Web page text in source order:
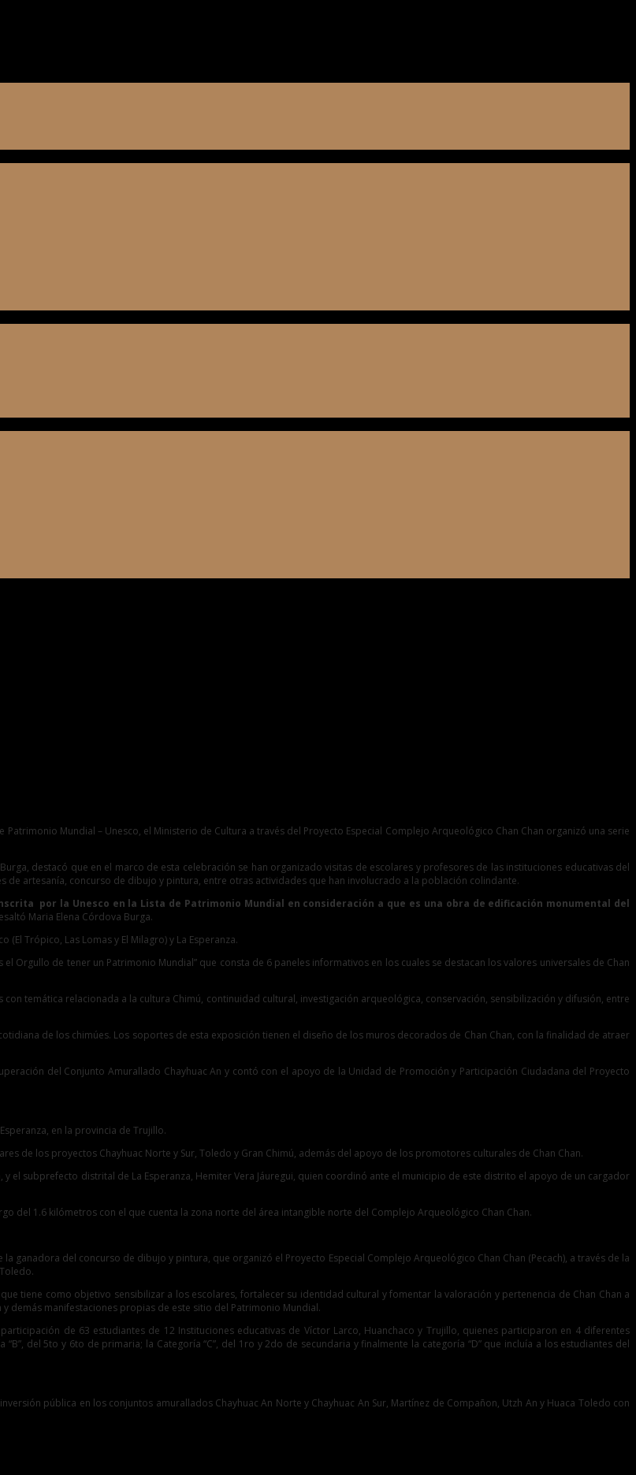
Mundial – Unesco, el Ministerio de Cultura a través del Proyecto Especial Complejo Arqueológico Chan Chan organizó una serie
destacó que en el marco de esta celebración se han organizado visitas de escolares y profesores de las instituciones educativas del
artesanía, concurso de dibujo y pintura, entre otras actividades que han involucrado a la población colindante.
por la Unesco en la Lista de Patrimonio Mundial en consideración a que es una obra de edificación monumental del
Maria Elena Córdova Burga.
Trópico, Las Lomas y El Milagro) y La Esperanza.
Orgullo de tener un Patrimonio Mundial” que consta de 6 paneles informativos en los cuales se destacan los valores universales de Chan
temática relacionada a la cultura Chimú, continuidad cultural, investigación arqueológica, conservación, sensibilización y difusión, entre
de los chimúes. Los soportes de esta exposición tienen el diseño de los muros decorados de Chan Chan, con la finalidad de atraer
del Conjunto Amurallado Chayhuac An y contó con el apoyo de la Unidad de Promoción y Participación Ciudadana del Proyecto
en la provincia de Trujillo.
de los proyectos Chayhuac Norte y Sur, Toledo y Gran Chimú, además del apoyo de los promotores culturales de Chan Chan.
el subprefecto distrital de La Esperanza, Hemiter Vera Jáuregui, quien coordinó ante el municipio de este distrito el apoyo de un cargador
del 1.6 kilómetros con el que cuenta la zona norte del área intangible norte del Complejo Arqueológico Chan Chan.
ganadora del concurso de dibujo y pintura, que organizó el Proyecto Especial Complejo Arqueológico Chan Chan (Pecach), a través de la
tiene como objetivo sensibilizar a los escolares, fortalecer su identidad cultural y fomentar la valoración y pertenencia de Chan Chan a
demás manifestaciones propias de este sitio del Patrimonio Mundial.
de 63 estudiantes de 12 Instituciones educativas de Víctor Larco, Huanchaco y Trujillo, quienes participaron en 4 diferentes
del 5to y 6to de primaria; la Categoría “C”, del 1ro y 2do de secundaria y finalmente la categoría “D” que incluía a los estudiantes del
pública en los conjuntos amurallados Chayhuac An Norte y Chayhuac An Sur, Martínez de Compañon, Utzh An y Huaca Toledo con